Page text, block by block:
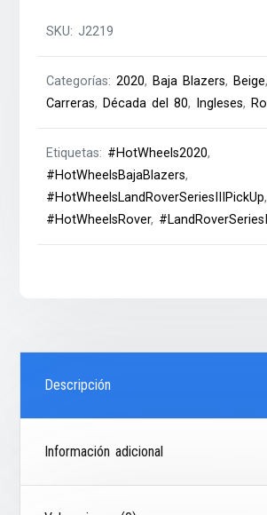
SKU:J2219
Categorías:2020, Baja Blazers, Beige
Carreras, Década del 80, Ingleses,
Etiquetas: #HotWheels2020,
#HotWheelsBajaBlazers,
#HotWheelsLandRoverSeriesIIIPickUp,
#HotWheelsRover,
Descripción
Información adicional